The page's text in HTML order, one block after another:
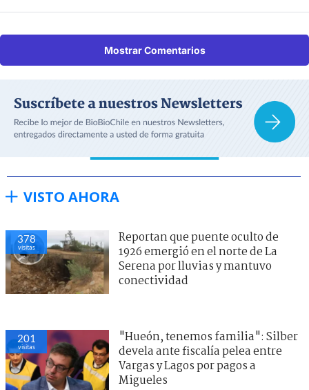
Mostrar Comentarios
VISTO AHORA
378
visitas
Reportan que puente oculto de
1926 emergió en el norte de La
Serena por lluvias y mantuvo
conectividad
201
visitas
"Hueón, tenemos familia": Silber
devela ante fiscalía pelea entre
Vargas y Lagos por pagos a
Migueles